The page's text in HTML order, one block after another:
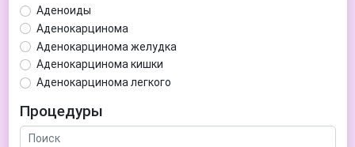
Аденоиды
Аденокарцинома
Аденокарцинома желудка
Аденокарцинома кишки
Аденокарцинома легкого
Аденома гипофиза
Аденома простаты
Процедуры